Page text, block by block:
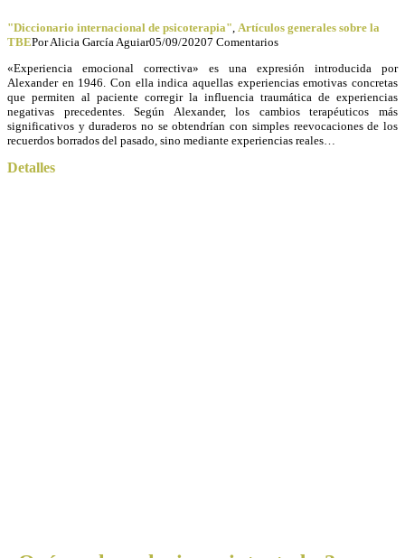
"Diccionario internacional de psicoterapia", Artículos generales sobre la
TBEPorAlicia García Aguiar05/09/20207 Comentarios
«Experiencia emocional correctiva» es una expresión introducida por
Alexander en 1946. Con ella indica aquellas experiencias emotivas concretas
que permiten al paciente corregir la influencia traumática de experiencias
negativas precedentes. Según Alexander, los cambios terapéuticos más
significativos y duraderos no se obtendrían con simples reevocaciones de los
recuerdos borrados del pasado, sino mediante experiencias reales…
Detalles